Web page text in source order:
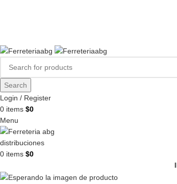
Search
Login / Register
0 items $0
Menu
0 items $0